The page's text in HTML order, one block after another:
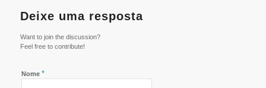
Deixe uma resposta
Want to join the discussion?
Feel free to contribute!
Nome *